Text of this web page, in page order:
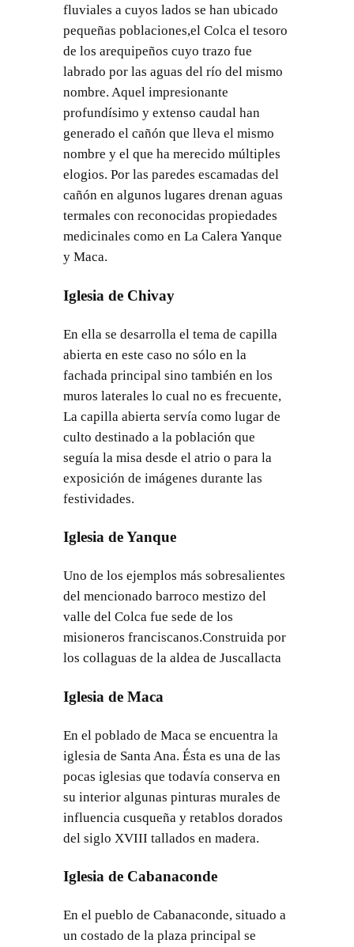
fluviales a cuyos lados se han ubicado
pequeñas poblaciones,el Colca el tesoro
de los arequipeños cuyo trazo fue
labrado por las aguas del río del mismo
nombre. Aquel impresionante
profundísimo y extenso caudal han
generado el cañón que lleva el mismo
nombre y el que ha merecido múltiples
elogios. Por las paredes escamadas del
cañón en algunos lugares drenan aguas
termales con reconocidas propiedades
medicinales como en La Calera Yanque
y Maca.
Iglesia de Chivay
En ella se desarrolla el tema de capilla
abierta en este caso no sólo en la
fachada principal sino también en los
muros laterales lo cual no es frecuente,
La capilla abierta servía como lugar de
culto destinado a la población que
seguía la misa desde el atrio o para la
exposición de imágenes durante las
festividades.
Iglesia de Yanque
Uno de los ejemplos más sobresalientes
del mencionado barroco mestizo del
valle del Colca fue sede de los
misioneros franciscanos.Construida por
los collaguas de la aldea de Juscallacta
Iglesia de Maca
En el poblado de Maca se encuentra la
iglesia de Santa Ana. Ésta es una de las
pocas iglesias que todavía conserva en
su interior algunas pinturas murales de
influencia cusqueña y retablos dorados
del siglo XVIII tallados en madera.
Iglesia de Cabanaconde
En el pueblo de Cabanaconde, situado a
un costado de la plaza principal se